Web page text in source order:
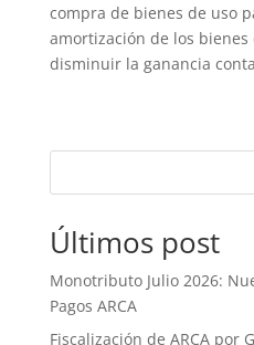
compra de bienes de uso
amortización de los
disminuir la ganancia
Últimos post
Monotributo Julio 2026:
Pagos ARCA
Fiscalización de ARCA por